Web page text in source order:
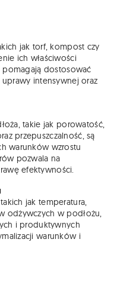
jak torf, kompost czy
ich właściwości
pomagają dostosować
intensywnej oraz
takie jak porowatość,
przepuszczalność, są
warunków wzrostu
pozwala na
efektywności.
jak temperatura,
odżywczych w podłożu,
i produktywnych
warunków i